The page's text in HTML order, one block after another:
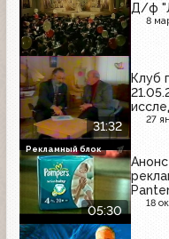
Д/ф
8
31:32
Клуб
27
05:30
18
Рекламный блок